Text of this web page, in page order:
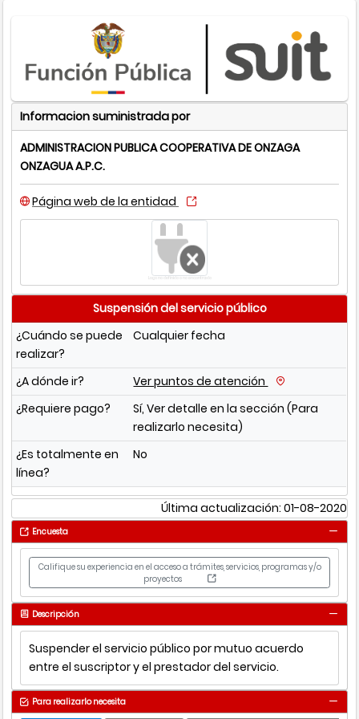
Informacion suministrada por
ADMINISTRACION PUBLICA COOPERATIVA DE ONZAGA
ONZAGUA A.P.C.
Página web de la entidad
Logo no definido o no encontrado
Suspensión del servicio público
¿Cuándo se puede
realizar?
Cualquier fecha
¿A dónde ir?
Ver puntos de atención
¿Requiere pago?
Sí, Ver detalle en la sección (Para
realizarlo necesita)
¿Es totalmente en
línea?
No
Última actualización: 01-08-2020
Encuesta
Califique su experiencia en el acceso a trámites, servicios, programas y/o
proyectos
Descripción
Suspender el servicio público por mutuo acuerdo
entre el suscriptor y el prestador del servicio.
Para realizarlo necesita